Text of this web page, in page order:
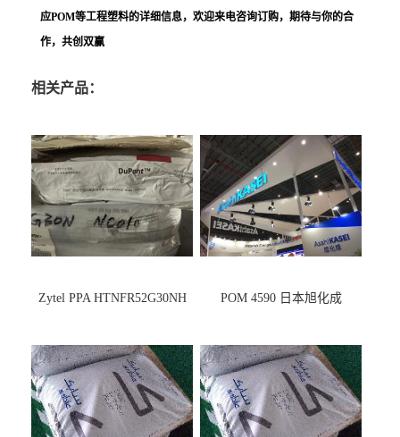
应POM等工程塑料的详细信息，欢迎来电咨询订购，期待与你的合
作，共创双赢
相关产品：
Zytel PPA HTNFR52G30NH POM 4590 日本旭化成